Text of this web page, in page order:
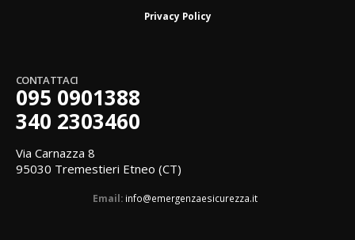
Privacy Policy
CONTATTACI
095 0901388
340 2303460
Via Carnazza 8
95030 Tremestieri Etneo (CT)
Email: info@emergenzaesicurezza.it